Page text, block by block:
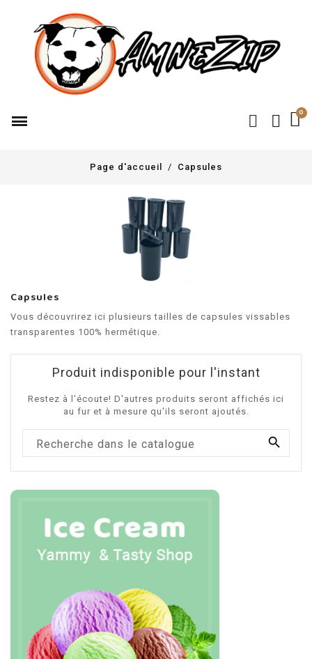
Page d'accueil Capsules
Capsules
Vous découvrirez ici plusieurs tailles de capsules vissables
transparentes 100% hermétique.
Produit indisponible pour l'instant
Restez à l'écoute! D'autres produits seront affichés ici
au fur et à mesure qu'ils seront ajoutés.
